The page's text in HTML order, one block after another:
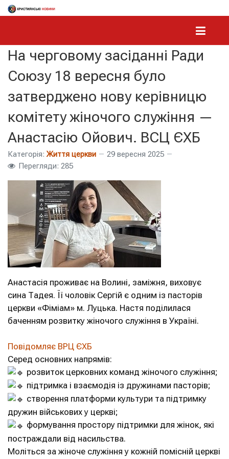
На черговому засіданні Ради
Союзу 18 вересня було
затверджено нову керівницю
комітету жіночого служіння —
Анастасію Ойович. ВСЦ ЄХБ
Категорія: Життя церкви
29 вересня 2025
Перегляди: 285
Анастасія проживає на Волині, заміжня, виховує
сина Тадея. Її чоловік Сергій є одним із пасторів
церкви «Фіміам» м. Луцька. Настя поділилася
баченням розвитку жіночого служіння в Україні.
Повідомляє ВРЦ ЄХБ
Серед основних напрямів:
розвиток церковних команд жіночого служіння;
підтримка і взаємодія із дружинами пасторів;
створення платформи культури та підтримку
дружин військових у церкві;
формування простору підтримки для жінок, які
постраждали від насильства.
Моліться за жіноче служіння у кожній помісній церкві